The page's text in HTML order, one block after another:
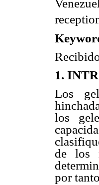
1.
Los
los
de los
por